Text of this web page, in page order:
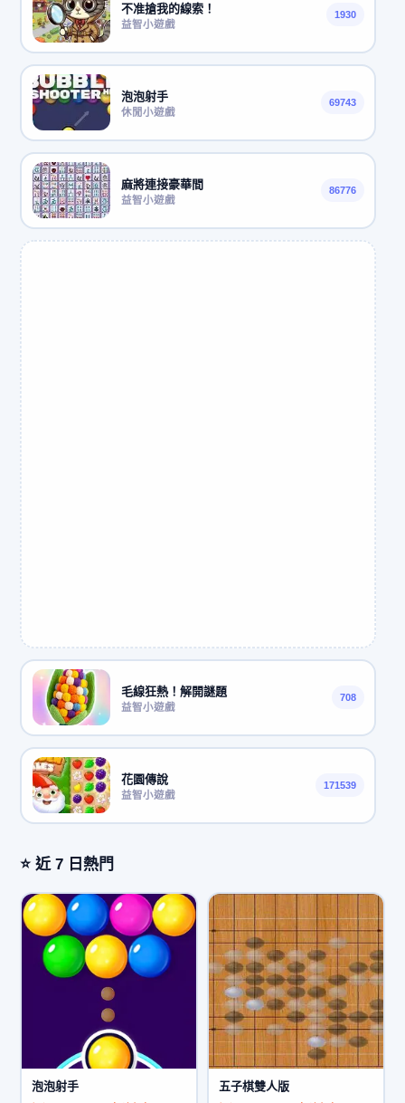
不准搶我的線索！
益智小遊戲
1930
泡泡射手
休閒小遊戲
69743
麻將連接豪華間
益智小遊戲
86776
毛線狂熱！解開謎題
益智小遊戲
708
花園傳說
益智小遊戲
171539
⭐ 近 7 日熱門
泡泡射手 五子棋雙人版